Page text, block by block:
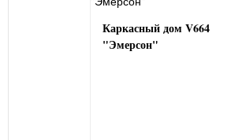
Каркасный дом V664
"Эмерсон"